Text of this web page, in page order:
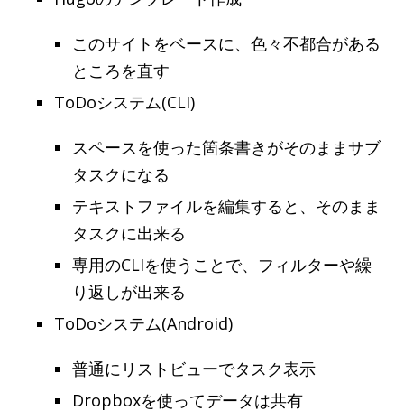
このサイトをベースに、色々不都合がある
ところを直す
ToDoシステム(CLI)
スペースを使った箇条書きがそのままサブ
タスクになる
テキストファイルを編集すると、そのまま
タスクに出来る
専用のCLIを使うことで、フィルターや繰
り返しが出来る
ToDoシステム(Android)
普通にリストビューでタスク表示
Dropboxを使ってデータは共有